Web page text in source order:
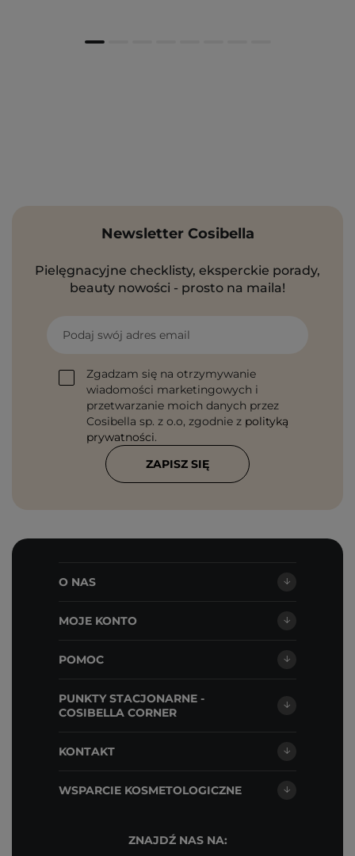
Newsletter Cosibella
Pielęgnacyjne checklisty, eksperckie porady,
beauty nowości - prosto na maila!
Podaj swój adres email
Zgadzam się na otrzymywanie
wiadomości marketingowych i
przetwarzanie moich danych przez
Cosibella sp. z o.o, zgodnie z polityką
prywatności.
ZAPISZ SIĘ
O NAS
MOJE KONTO
POMOC
PUNKTY STACJONARNE -
COSIBELLA CORNER
KONTAKT
WSPARCIE KOSMETOLOGICZNE
ZNAJDŹ NAS NA: